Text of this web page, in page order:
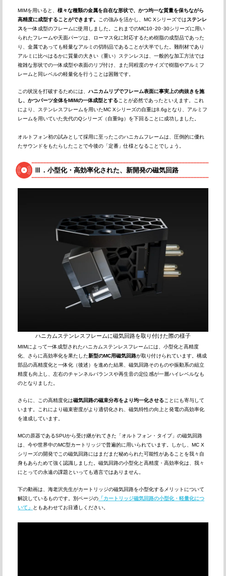
MIMを用いると、 様々な種類の金属を自在な形状で、かつ均一な質量を保ちながら
高精度に成型することができます。 この強みを活かし、MC Xシリーズではステンレ
スを一体成型のフレームに使用しました。これまでのMC10･20･30シリーズに用い
られたフレームや天面パーツは、ローマス化に対応するため樹脂の成型品であった
り、金属であっても軽量なアルミの切削品であることが大半でした。難削材であり
アルミに比べはるかに質量の大きい（重い）ステンレスは、一般的な加工方法では
複雑な形状での一体成型や表面のリブ付け、また同程度のサイズで樹脂やアルミフ
レームと同レベルの軽量化を行うことは困難です。
この状況を打破するためには、 ハニカムリブでフレーム表面に事実上の肉抜きを施
し、かつパーツ全体をMIMの一体成型とすることが必然であったといえます。これ
により、ステンレスフレームを用いたMC Xシリーズの自重は8.6gとなり、アルミフ
レームを用いていた先代のQシリーズ（自重9g）を下回ることに成功しました。
オルトフォン初の試みとして採用に至ったこのハニカムフレームは、圧倒的に優れ
たサウンドをもたらしたことで今後の「定番」仕様となることでしょう。
Ⅲ．小型化・高効率化された、新開発の磁気回路
ハニカムステンレスフレームに磁気回路を取り付けた際の様子
MIMによって一体成型されたハニカムステンレスフレームには、小型化と高精度
化、さらに高効率化を果たした新型のMC用磁気回路が取り付けられています。構成
部品の高精度化と一体化（後述）を進めた結果、磁気回路そのものや振動系の組立
精度も向上し、左右のチャンネルバランスや再生音の定位感が一層ハイレベルなも
のとなりました。
さらに、この高精度化は磁気回路の磁束分布をより均一化させる ことにも寄与して
います。これにより磁束密度がより適切化され、磁気特性の向上と発電の高効率化
を達成しています。
MCの原器であるSPUから受け継がれてきた「オルトフォン・タイプ」の磁気回路
は、今や世界中のMC型カートリッジで普遍的に用いられています。しかし、MC X
シリーズの開発でこの磁気回路にはまだまだ秘められた可能性があることを我々自
身もあらためて強く認識しました。磁気回路の小型化と高精度・高効率化は、我々
にとっての永遠の課題といっても過言ではありません。
下の動画は、海老沢先生がカートリッジの磁気回路を小型化するメリットについて
解説しているものです。別ページの 「カートリッジ磁気回路の小型化・軽量化につ
いて」
ともあわせてお目通しください。